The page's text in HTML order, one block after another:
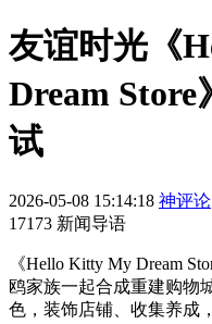
友谊时光《
Dream Store
试
2026-05-08 15:14:18 神评论
17173 新闻导语
《Hello Kitty My Dream
鸥家族一起合成重建购物
色，装饰店铺、收集养成